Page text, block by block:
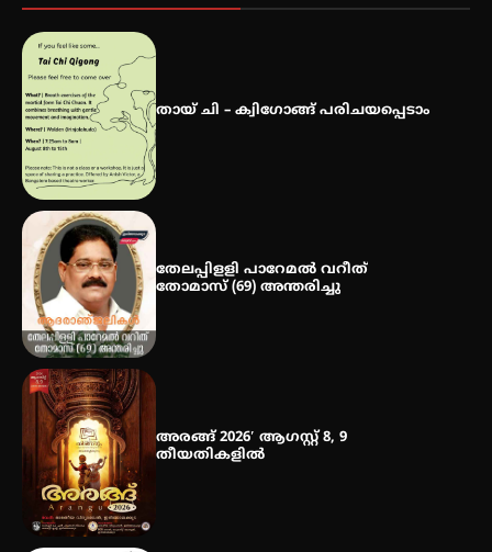
തായ് ചി – ക്വിഗോങ്ങ് പരിചയപ്പെടാം
തേലപ്പിളളി പാറേമൽ വറീത്
തോമാസ് (69) അന്തരിച്ചു
അരങ്ങ് 2026′ ആഗസ്റ്റ് 8, 9
തീയതികളിൽ